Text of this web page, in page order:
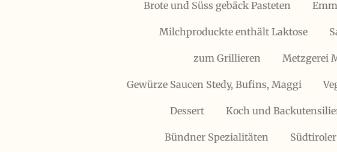
Brote und Süss gebäck Pasteten
Milchproduckte enthält Laktose
zum Grillieren Metzgerei
Gewürze Saucen Stedy, Bufins, Maggi
Dessert Koch und
Bündner Spezialitäten